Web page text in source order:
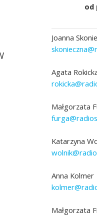
od
Joanna
Agata
Małgorzata
Katarzyna
Anna Kolmer
Małgorzata